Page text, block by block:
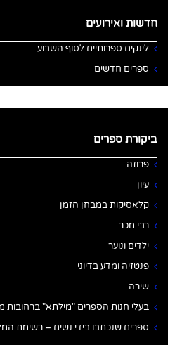
חדשות ואירועים
לינקים ספרותיים לסוף השבוע
ספרים חדשים
ביקורת ספרים
פרוזה
עיון
קלאסיקות במבחן הזמן
רבי מכר
ילדים ונוער
פנטזיה ומדע בדיוני
שירה
בעלי חנות הספרים "מילתא" ברחובות
ספרים שנכתבו בידי נשים – רשימת